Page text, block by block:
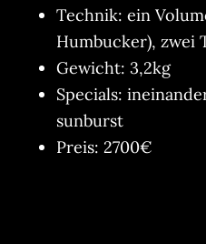
Technik: ein
Humbucker), zwei
Gewicht: 3,2kg
Specials:
sunburst
Preis: 2700€